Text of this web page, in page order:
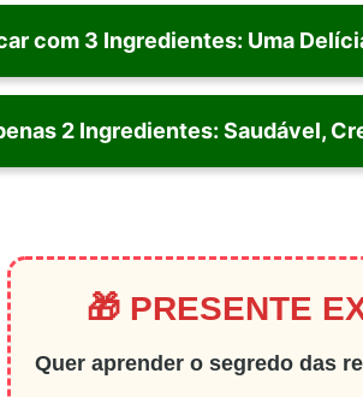
com 3 Ingredientes: Uma
2 Ingredientes: Saudável,
🎁 PRESENTE
Quer aprender o segredo das